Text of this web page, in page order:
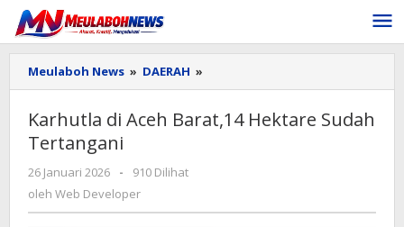
Lewati
konten
Meulaboh News » DAERAH »
di
Barat,14
Karhutla di Aceh Barat,14 Hektare Sudah
Tertangani
26 Januari 2026
oleh
Developer
-
910 Dilihat
oleh Web Developer